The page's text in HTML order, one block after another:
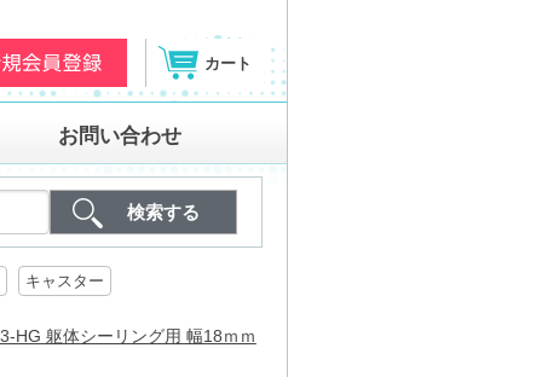
カート
お問い合わせ
キャスター
HG 躯体シーリング用 幅18ｍｍ